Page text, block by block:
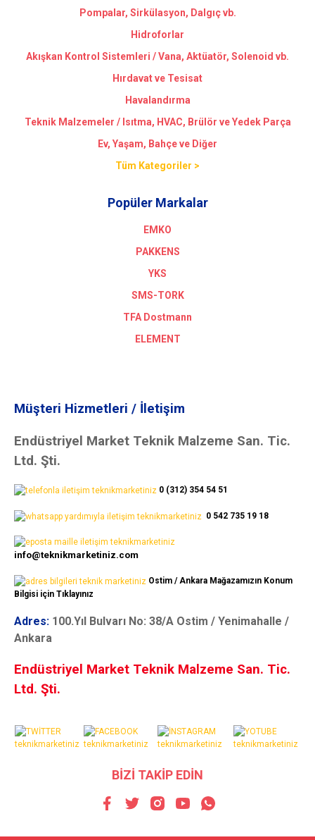
Pompalar, Sirkülasyon, Dalgıç vb.
Hidroforlar
Akışkan Kontrol Sistemleri / Vana, Aktüatör, Solenoid vb.
Hırdavat ve Tesisat
Havalandırma
Teknik Malzemeler / Isıtma, HVAC, Brülör ve Yedek Parça
Ev, Yaşam, Bahçe ve Diğer
Tüm Kategoriler >
Popüler Markalar
EMKO
PAKKENS
YKS
SMS-TORK
TFA Dostmann
ELEMENT
Müşteri Hizmetleri / İletişim
Endüstriyel Market Teknik Malzeme San. Tic.
Ltd. Şti.
0 (312) 354 54 51
0 542 735 19 18
info@teknikmarketiniz.com
Ostim / Ankara Mağazamızın Konum
Bilgisi için Tıklayınız
Adres: 100.Yıl Bulvarı No: 38/A Ostim / Yenimahalle /
Ankara
Endüstriyel Market Teknik Malzeme San. Tic.
Ltd. Şti.
BİZİ TAKİP EDİN